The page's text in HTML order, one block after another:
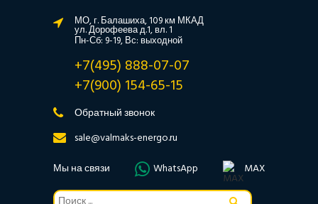
МО, г. Балашиха, 109 км МКАД
ул. Дорофеева д.1, вл. 1
Пн-Сб: 9-19, Вс: выходной
+7(495) 888-07-07
+7(900) 154-65-15
Обратный звонок
sale@valmaks-energo.ru
Мы на связи
WhatsApp MAX